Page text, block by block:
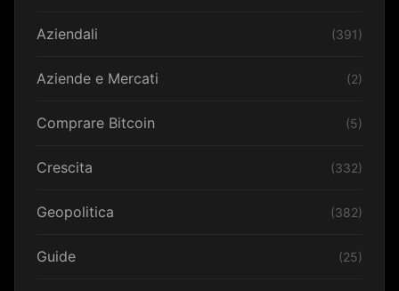
Aziendali (391)
Aziende e Mercati (2)
Comprare Bitcoin (5)
Crescita (332)
Geopolitica (382)
Guide (25)